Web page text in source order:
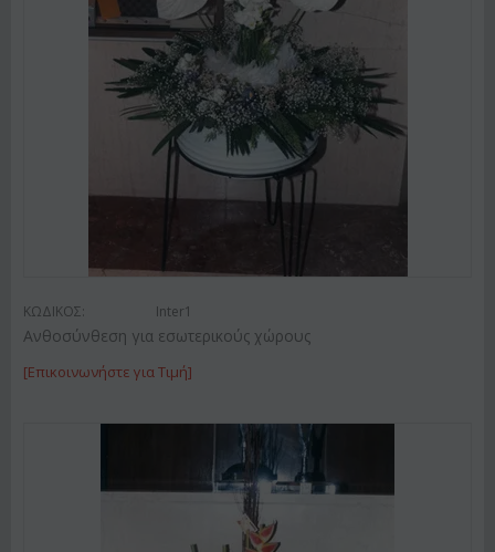
ΚΩΔΙΚΟΣ: Inter1
Ανθοσύνθεση για εσωτερικούς χώρους
[Επικοινωνήστε για Τιμή]